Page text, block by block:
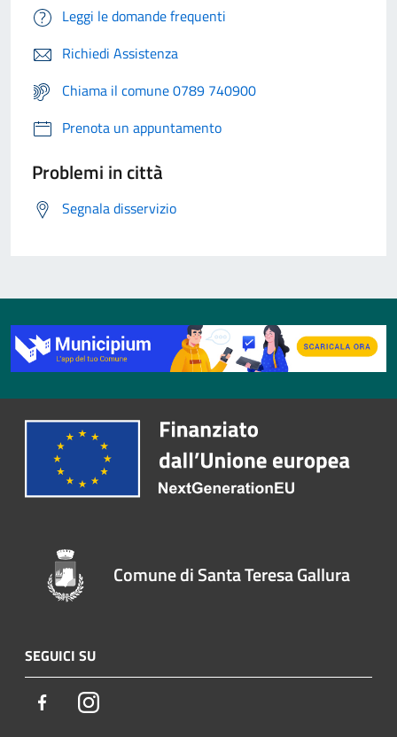
Leggi le domande frequenti
Richiedi Assistenza
Chiama il comune 0789 740900
Prenota un appuntamento
Problemi in città
Segnala disservizio
Comune di Santa Teresa Gallura
SEGUICI SU
FacebookInstagram